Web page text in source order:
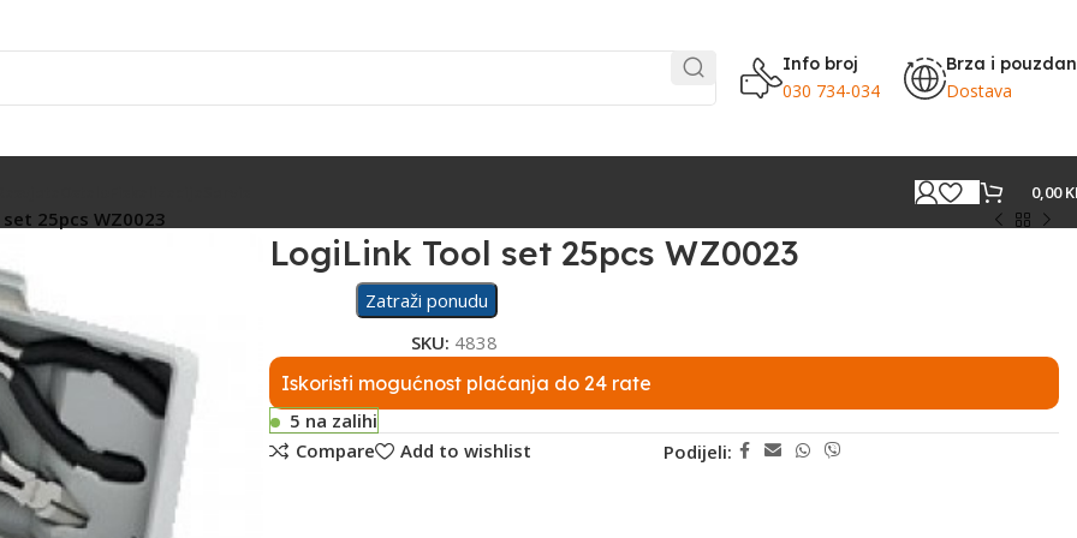
Info broj
030 734-034
Brza i
Dostava
0,00
25pcs WZ0023
LogiLink Tool set 25pcs WZ0023
Zatraži ponudu
SKU: 4838
Iskoristi mogućnost plaćanja do 24 rate
5 na zalihi
Compare
Add to wishlist Podijeli: